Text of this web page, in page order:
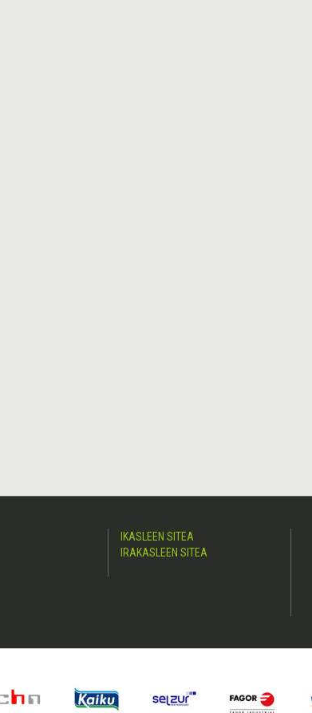
IKASLEEN SITEA
IRAKASLEEN SITEA